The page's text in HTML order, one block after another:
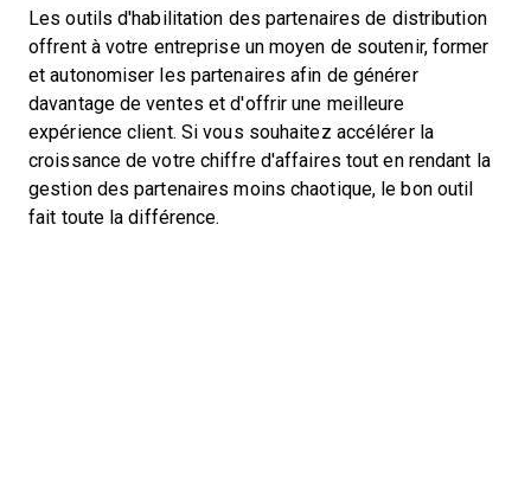
Les outils d'habilitation des partenaires de distribution
offrent à votre entreprise un moyen de soutenir, former
et autonomiser les partenaires afin de générer
davantage de ventes et d'offrir une meilleure
expérience client. Si vous souhaitez accélérer la
croissance de votre chiffre d'affaires tout en rendant la
gestion des partenaires moins chaotique, le bon outil
fait toute la différence.